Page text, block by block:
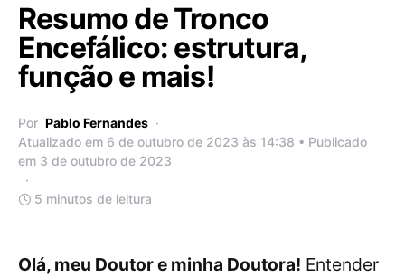
Resumo de Tronco
Encefálico: estrutura,
função e mais!
Por Pablo Fernandes
Atualizado em 6 de outubro de 2023 às 14:38 • Publicado
em 3 de outubro de 2023
5 minutos de leitura
Olá, meu Doutor e minha Doutora! Entender